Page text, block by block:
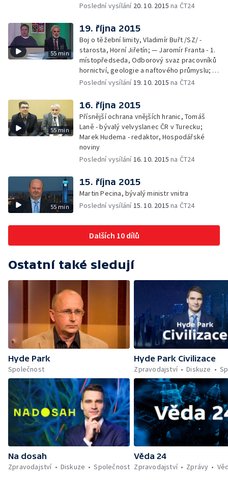
Poslední vysílání 20. 10. 2015 na ČT24
55 min
19. října 2015
Boj o těžební limity, Vladimír Buřt /SZ/ -
starosta, Horní Jiřetín; — Jaromír Franta - 1.
místopředseda, Odborový svaz pracovníků
hornictví, geologie a naftového průmyslu; —
Gabriela Sáričková Benešová - mluvčí
Poslední vysílání19. 10. 2015 na ČT24
55 min
16. října 2015
Přísnější ochrana vnějších hranic, Tomáš
Laně - bývalý velvyslanec ČR v Turecku;
Marek Hudema - redaktor, Hospodářské
noviny
Poslední vysílání16. 10. 2015 na ČT24
55 min
15. října 2015
Martin Pecina, bývalý ministr vnitra
Poslední vysílání15. 10. 2015 na ČT24
Dalších 10 dílů
Ostatní také sledují
Hyde Park
Společnost
Hyde Park Civilizace
Zpravodajství
Diskuze
Na dosah
Zpravodajství
Diskuze Společnost
Věda 24
Zpravodajství
Zprávy